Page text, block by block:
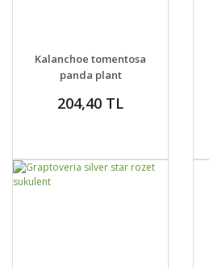
DETAYLAR
VER
Kalanchoe tomentosa
panda plant
204,40 TL